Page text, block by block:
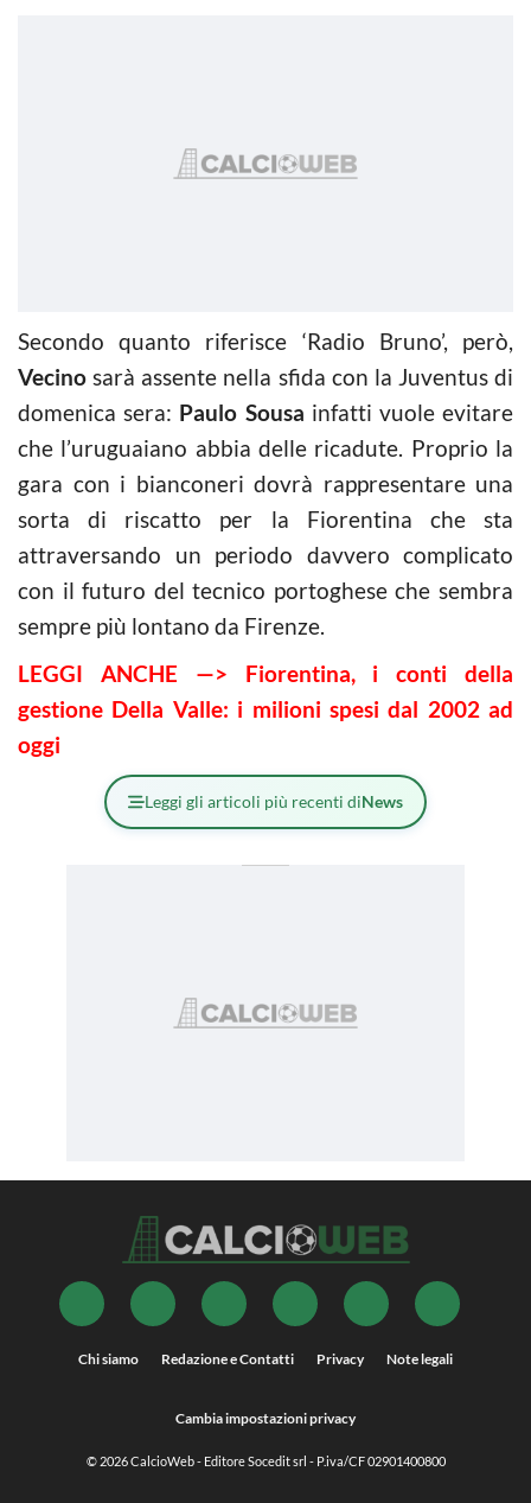
Secondo quanto riferisce ‘Radio Bruno’, però,
Vecino sarà assente nella sfida con la Juventus di
domenica sera: Paulo Sousa infatti vuole evitare
che l’uruguaiano abbia delle ricadute. Proprio la
gara con i bianconeri dovrà rappresentare una
sorta di riscatto per la Fiorentina che sta
attraversando un periodo davvero complicato
con il futuro del tecnico portoghese che sembra
sempre più lontano da Firenze.
LEGGI ANCHE —> Fiorentina, i conti della
gestione Della Valle: i milioni spesi dal 2002 ad
oggi
Leggi gli articoli più recenti diNews
Chi siamo Redazione e Contatti Privacy Note legali
Cambia impostazioni privacy
© 2026CalcioWeb- Editore Socedit srl - P.iva/CF 02901400800